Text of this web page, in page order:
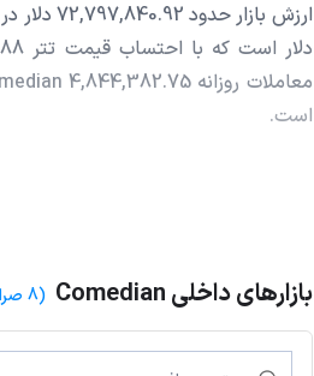
است.
بازارهای داخلی Comedian (8 صرافی)